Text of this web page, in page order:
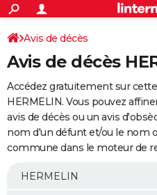
ACTUALITÉS
Politique
Société
Faits Divers
Education
Monde
Villes
+
SPORT
Coupe du monde 2026
Football
Tennis
Cyclisme
Rugby
Forum
Programme TV
TNT
Streaming
Cinéma
Sorties cinéma
Musique
+
FINANCE
Retraite
Epargne
Immobilier
Risques naturels par ville
Banque
Assurance
AUTO
Essais
Réserver un essai
Citadines
Berlines
SUV
Forum auto
+
Mobiles
Meilleur smartphone
Internet
Ordinateurs
Jeux vidéo
Guide high-tech
Avis de décès
Avis de décès
Accédez gratuitement sur
HERMELIN. Vous pouvez
avis de décès ou un avis
nom d'un défunt et/ou le nom
commune dans le moteur de